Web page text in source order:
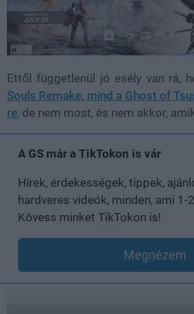
Ettől függetlenül jó esély van rá,
Souls Remake, mind a Ghost of
re, de nem most, és nem akkor,
A GS már a TikTokon is vár
Hírek, érdekességek, tippek,
hardveres videók, minden, ami 1-
Kövess minket TikTokon is!
Megnézem